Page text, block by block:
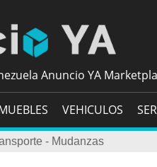
Anuncio YA
VEHICULOS
- Mudanzas